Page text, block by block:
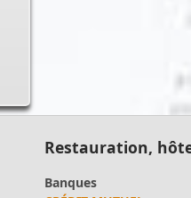
Restauration,
Banques